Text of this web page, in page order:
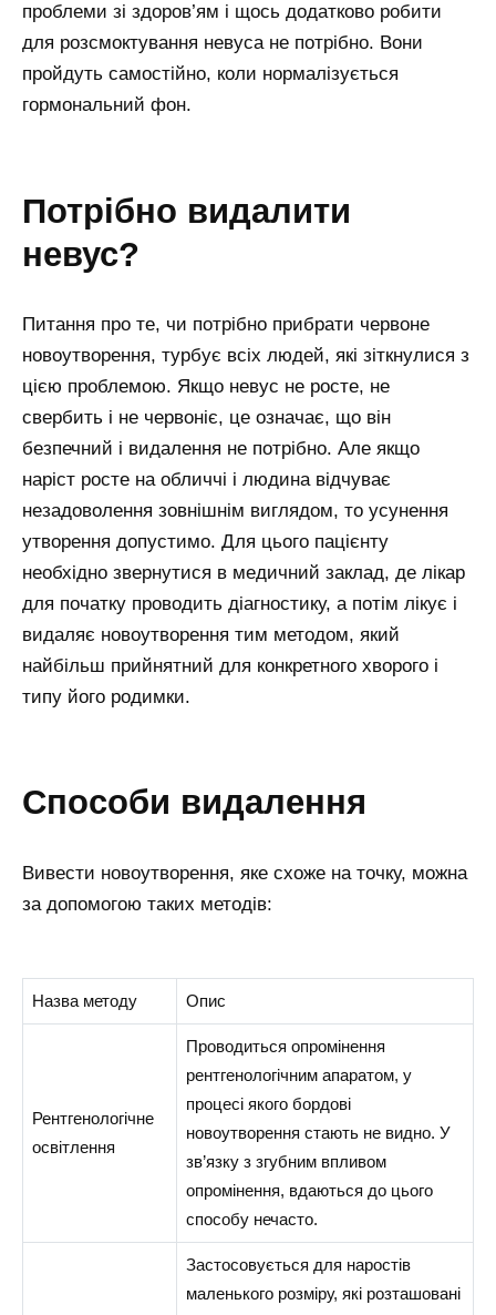
проблеми зі здоров’ям і щось додатково робити
для розсмоктування невуса не потрібно. Вони
пройдуть самостійно, коли нормалізується
гормональний фон.
потрібно видалити
невус?
Питання про те, чи потрібно прибрати червоне
новоутворення, турбує всіх людей, які зіткнулися з
цією проблемою. Якщо невус не росте, не
свербить і не червоніє, це означає, що він
безпечний і видалення не потрібно. Але якщо
наріст росте на обличчі і людина відчуває
незадоволення зовнішнім виглядом, то усунення
утворення допустимо. Для цього пацієнту
необхідно звернутися в медичний заклад, де лікар
для початку проводить діагностику, а потім лікує і
видаляє новоутворення тим методом, який
найбільш прийнятний для конкретного хворого і
типу його родимки.
способи видалення
Вивести новоутворення, яке схоже на точку, можна
за допомогою таких методів:
Назва методу Опис
Рентгенологічне
освітлення
Проводиться опромінення
рентгенологічним апаратом, у
процесі якого бордові
новоутворення стають не видно. У
зв’язку з згубним впливом
опромінення, вдаються до цього
способу нечасто.
Застосовується для наростів
маленького розміру, які розташовані